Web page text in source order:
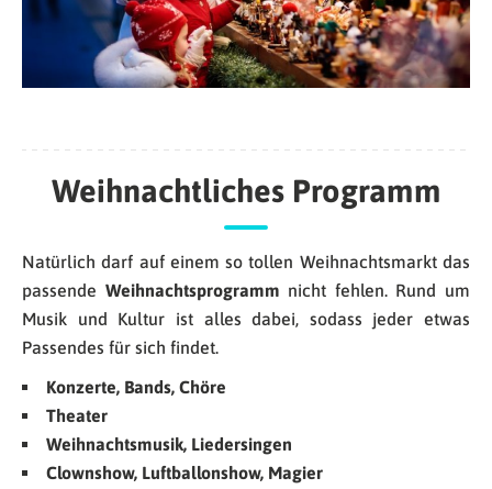
Weihnachtliches Programm
Natürlich darf auf einem so tollen Weihnachtsmarkt das
passende Weihnachtsprogramm nicht fehlen. Rund um
Musik und Kultur ist alles dabei, sodass jeder etwas
Passendes für sich findet.
Konzerte, Bands, Chöre
Theater
Weihnachtsmusik, Liedersingen
Clownshow, Luftballonshow, Magier